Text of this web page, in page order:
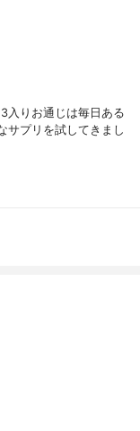
入りお通じは毎日ある
サプリを試してきまし